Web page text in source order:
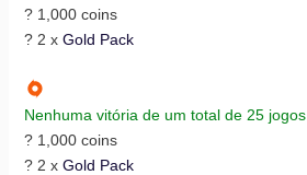
? 1,000 coins
? 2 x Gold Pack
Nenhuma vitória de um total de 25 jogos
? 1,000 coins
? 2 x Gold Pack